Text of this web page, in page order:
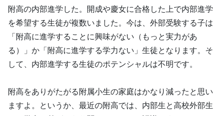
附高の内部進学した。開成や慶女に合格した上で内部進学
を希望する生徒が複数いました。今は、外部受験する子は
「附高に進学することに興味がない（もっと実力があ
る）」か「附高に進学する学力ない」生徒となります。そ
して、内部進学する生徒のポテンシャルは不明です。
附高をありがたがる附属小生の家庭はかなり減ったと思い
ますよ。というか、最近の附高では、内部生と高校外部生